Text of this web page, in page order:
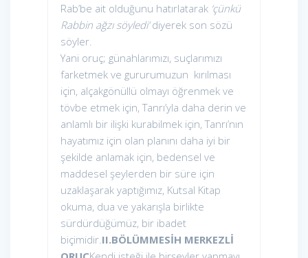
Rab’be ait olduğunu hatırlatarak ‘çünkü
Rabbin ağzı söyledi’diyerek son sözü
söyler.
Yani oruç; günahlarımızı, suçlarımızı
farketmek ve gururumuzun kırılması
için, alçakgönüllü olmayı öğrenmek ve
tövbe etmek için, Tanrı’yla daha derin ve
anlamlı bir ilişki kurabilmek için, Tanrı’nın
hayatımız için olan planını daha iyi bir
şekilde anlamak için, bedensel ve
maddesel şeylerden bir süre için
uzaklaşarak yaptığımız, Kutsal Kitap
okuma, dua ve yakarışla birlikte
sürdürdüğümüz, bir ibadet
biçimidir.II.BÖLÜMMESİH MERKEZLİ